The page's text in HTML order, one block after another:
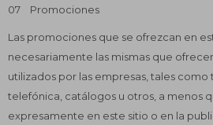
07 Promociones
Las promociones que se ofrezcan en
necesariamente las mismas que
utilizados por las empresas, tales como
telefónica, catálogos u otros, a menos
expresamente en este sitio o en la